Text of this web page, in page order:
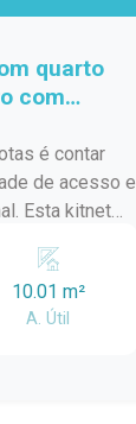
quarto
com
é contar
de acesso e
Esta kitnet
separados
e
espaços.
10.01 m²
A. Útil